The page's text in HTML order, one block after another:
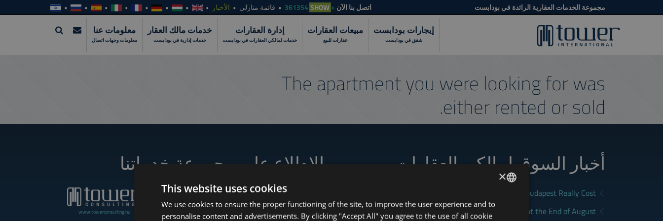
مجموعة الخدمات العقارية الرائدة في بودابست اتصل بنا الآن +361354
SHOW قائمة منازلي الأخبار
إيجارات بودابست
شقق في بودابست
مبيعات العقارات
عقارات للبيع
إدارة العقارات
خدمات لمالكي العقارات في بودابست
خدمات مالك العقار
خدمات إدارية في بودابست
معلومات عنا
معلومات وجهات اتصال
The apartment you were looking for was
either rented or sold.
أخبار السوق لمالكي العقارات
What Does Renting in Budapest Really Cost?
How to Still Find a Good Rental in Budapest at the End of August
الاطلاع على مجموعة خدماتنا
www.tower-investments.com
www.towerassistance.com
www.towerconsulting.hu
ENGLISH
HUNGARIAN
×
This website uses cookies
We use cookies to ensure the proper functioning of the site, to improve the user experience and to
personalise content and advertisements. By clicking "Accept All" you agree to the use of all cookie